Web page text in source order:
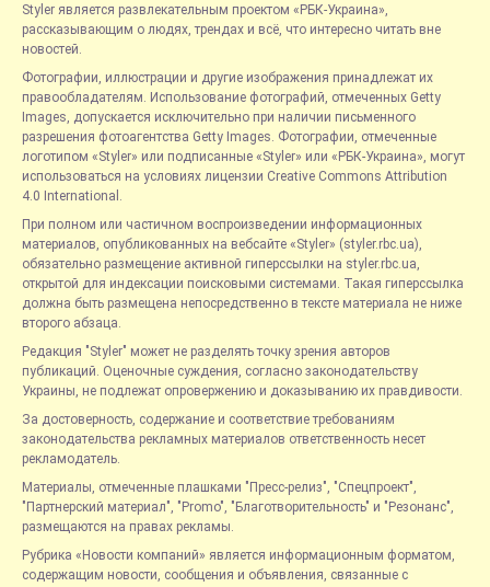
Styler является развлекательным проектом «РБК-Украина»,
рассказывающим о людях, трендах и всё, что интересно читать вне
новостей.
Фотографии, иллюстрации и другие изображения принадлежат их
правообладателям. Использование фотографий, отмеченных Getty
Images, допускается исключительно при наличии письменного
разрешения фотоагентства Getty Images. Фотографии, отмеченные
логотипом «Styler» или подписанные «Styler» или «РБК-Украина», могут
использоваться на условиях лицензии Creative Commons Attribution
4.0 International.
При полном или частичном воспроизведении информационных
материалов, опубликованных на вебсайте «Styler» (styler.rbc.ua),
обязательно размещение активной гиперссылки на styler.rbc.ua,
открытой для индексации поисковыми системами. Такая гиперссылка
должна быть размещена непосредственно в тексте материала не ниже
второго абзаца.
Редакция "Styler" может не разделять точку зрения авторов
публикаций. Оценочные суждения, согласно законодательству
Украины, не подлежат опровержению и доказыванию их правдивости.
За достоверность, содержание и соответствие требованиям
законодательства рекламных материалов ответственность несет
рекламодатель.
Материалы, отмеченные плашками "Пресс-релиз", "Спецпроект",
"Партнерский материал", "Promo", "Благотворительность" и "Резонанс",
размещаются на правах рекламы.
Рубрика «Новости компаний» является информационным форматом,
содержащим новости, сообщения и объявления, связанные с